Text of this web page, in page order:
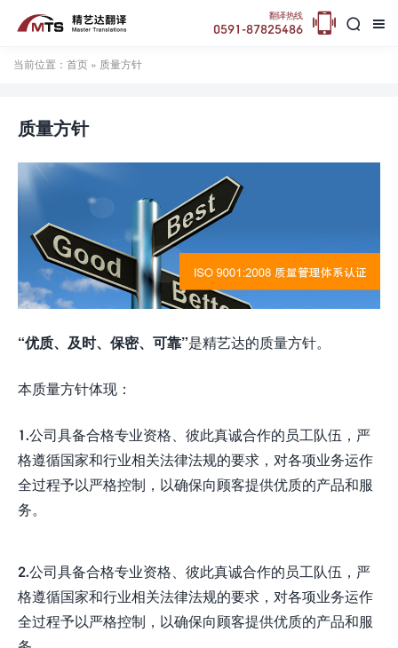


翻译热线
0591-87825486 
当前位置： 首页 » 质量方针
质量方针
“优质、及时、保密、可靠”是精艺达的质量方针。
本质量方针体现：
1.公司具备合格专业资格、彼此真诚合作的员工队伍，严
格遵循国家和行业相关法律法规的要求，对各项业务运作
全过程予以严格控制，以确保向顾客提供优质的产品和服
务。
2.公司具备合格专业资格、彼此真诚合作的员工队伍，严
格遵循国家和行业相关法律法规的要求，对各项业务运作
全过程予以严格控制，以确保向顾客提供优质的产品和服